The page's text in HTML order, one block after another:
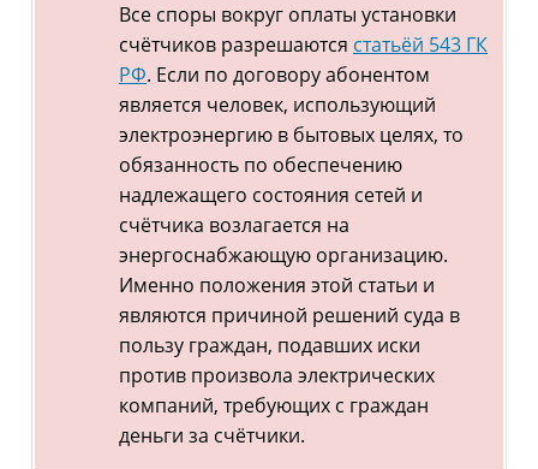
Все споры вокруг оплаты установки
счётчиков разрешаются статьёй 543 ГК
РФ. Если по договору абонентом
является человек, использующий
электроэнергию в бытовых целях, то
обязанность по обеспечению
надлежащего состояния сетей и
счётчика возлагается на
энергоснабжающую организацию.
Именно положения этой статьи и
являются причиной решений суда в
пользу граждан, подавших иски
против произвола электрических
компаний, требующих с граждан
деньги за счётчики.